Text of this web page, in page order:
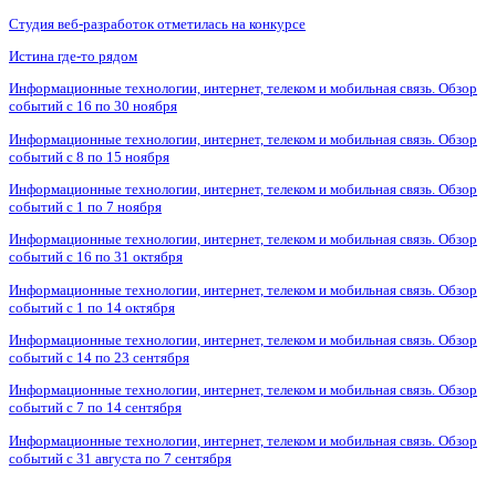
Студия веб-разработок отметилась на конкурсе
Истина где-то рядом
Информационные технологии, интернет, телеком и мобильная связь. Обзор
событий с 16 по 30 ноября
Информационные технологии, интернет, телеком и мобильная связь. Обзор
событий с 8 по 15 ноября
Информационные технологии, интернет, телеком и мобильная связь. Обзор
событий с 1 по 7 ноября
Информационные технологии, интернет, телеком и мобильная связь. Обзор
событий с 16 по 31 октября
Информационные технологии, интернет, телеком и мобильная связь. Обзор
событий с 1 по 14 октября
Информационные технологии, интернет, телеком и мобильная связь. Обзор
событий с 14 по 23 сентября
Информационные технологии, интернет, телеком и мобильная связь. Обзор
событий с 7 по 14 сентября
Информационные технологии, интернет, телеком и мобильная связь. Обзор
событий с 31 августа по 7 сентября